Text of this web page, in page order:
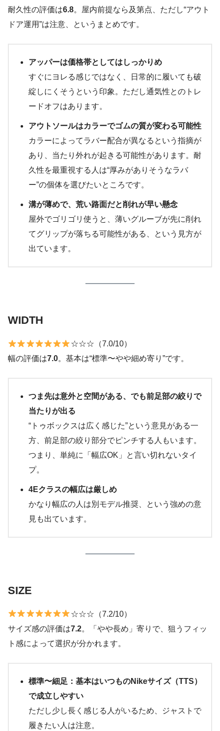
耐久性の評価は6.8。屋内前提なら及第点、ただし“アウト
ドア運用”は注意、というまとめです。
アッパーは価格帯としてはしっかりめ
すぐにヨレる感じではなく、日常的に履いても破
綻しにくそうという印象。ただし通気性とのトレ
ードオフはあります。
アウトソールはカラーでゴムの質が変わる可能性
カラーによってラバー配合が異なるという指摘が
あり、当たり外れが起きる可能性があります。耐
久性を最重視する人は“厚みがありそうなラバ
ー”の個体を選びたいところです。
溝が薄めで、荒い路面だと削れが早い懸念
屋外でゴリゴリ使うと、薄いグルーブが先に削れ
てグリップが落ちる可能性がある、という見方が
出ています。
WIDTH
☆☆☆（7.0/10）
幅の評価は7.0。基本は“標準〜やや細め寄り”です。
つま先は意外と空間がある、でも前足部の絞りで
当たりが出る
“トゥボックスは広く感じた”という意見がある一
方、前足部の絞り部分でピンチする人もいます。
つまり、単純に「幅広OK」と言い切れないタイ
プ。
4Eクラスの幅広は厳しめ
かなり幅広の人は別モデル推奨、という強めの意
見も出ています。
SIZE
☆☆☆（7.2/10）
サイズ感の評価は7.2。「やや長め」寄りで、狙うフィッ
ト感によって選択が分かれます。
標準〜細足：基本はいつものNikeサイズ（TTS）
で成立しやすい
ただし少し長く感じる人がいるため、ジャストで
履きたい人は注意。